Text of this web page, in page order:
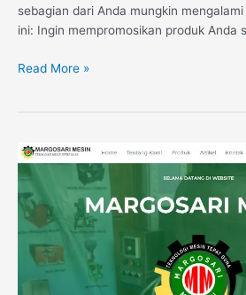
sebagian dari Anda mungkin
ini: Ingin mempromosikan produk Anda
Read More »
Website
Margosari
Mesin